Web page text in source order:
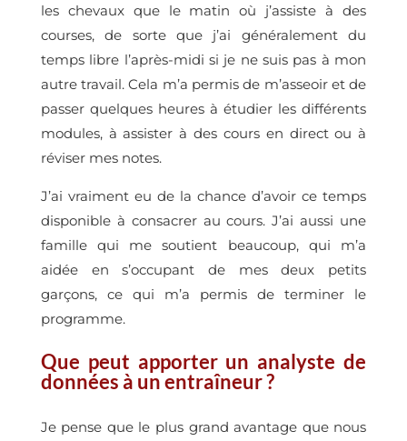
les chevaux que le matin où j’assiste à des
courses, de sorte que j’ai généralement du
temps libre l’après-midi si je ne suis pas à mon
autre travail. Cela m’a permis de m’asseoir et de
passer quelques heures à étudier les différents
modules, à assister à des cours en direct ou à
réviser mes notes.
J’ai vraiment eu de la chance d’avoir ce temps
disponible à consacrer au cours. J’ai aussi une
famille qui me soutient beaucoup, qui m’a
aidée en s’occupant de mes deux petits
garçons, ce qui m’a permis de terminer le
programme.
Que peut apporter un analyste de
données à un entraîneur ?
Je pense que le plus grand avantage que nous